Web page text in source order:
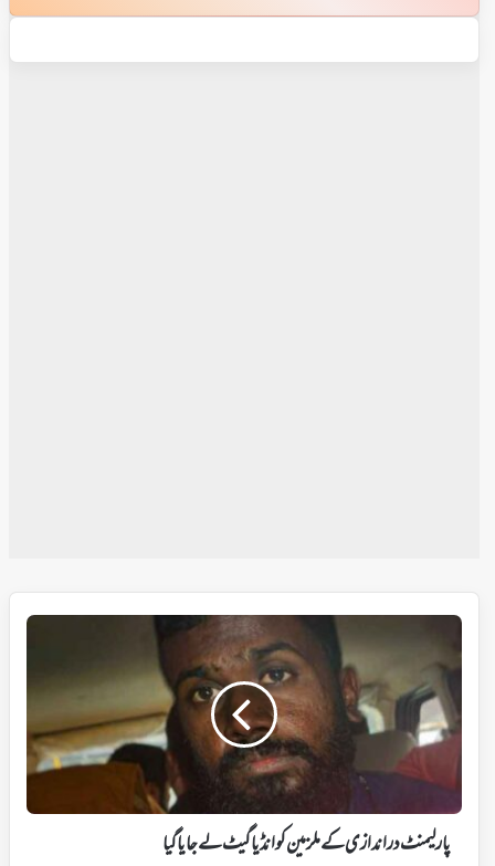
پارلیمنٹ
دراندازی
کے
ملزمین
کو
انڈیا
گیٹ
لے
جایا
پارلیمنٹ دراندازی کے ملزمین کو انڈیا گیٹ لے جایا گیا